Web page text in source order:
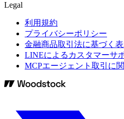
Legal
利用規約
プライバシーポリシー
金融商品取引法に基づく
LINEによるカスタマーサ
MCPエージェント取引に